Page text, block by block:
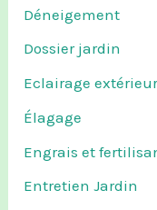
Déneigement
Dossier jardin
Eclairage
Élagage
Engrais et
Entretien Jardin